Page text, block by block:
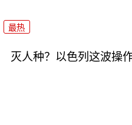
最热
灭人种？以色列这波操